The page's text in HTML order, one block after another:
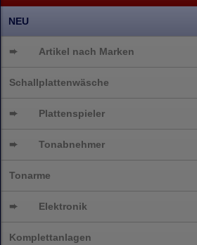
NEU
➨ Artikel nach Marken
Schallplattenwäsche
➨ Plattenspieler
➨ Tonabnehmer
Tonarme
➨ Elektronik
Komplettanlagen